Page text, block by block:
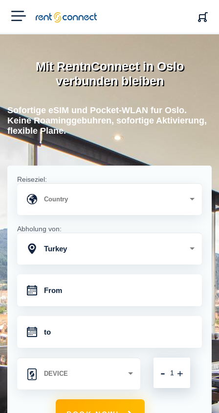
RENT'N
CONNECT
Mit RentnConnect in Oslo
verbunden bleiben
Sofortige eSIM und Pocket-WLAN fur Oslo.
Keine Roaminggebuhren, sofortige Aktivierung,
flexible Plane.
Reiseziel:
Abholung von:
Turkey
+
-